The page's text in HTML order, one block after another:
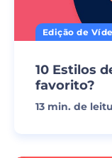
Edição de
10 Estilos
favorito?
13 min. de